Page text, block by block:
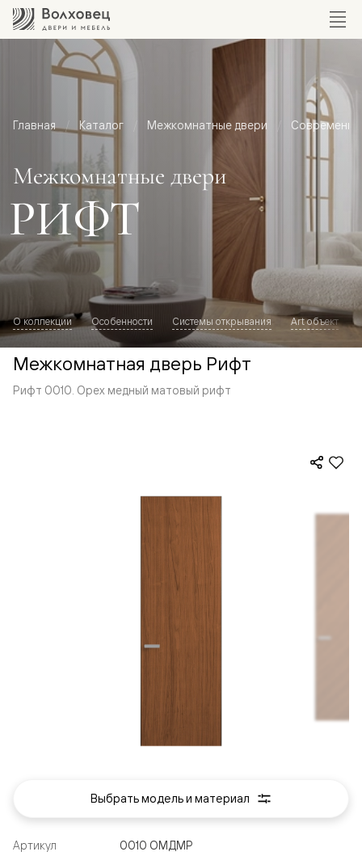
Главная Каталог Межкомнатные двери
Межкомнатные двери
РИФТ
О коллекции Особенности Системы открывания Art объект
Межкомнатная дверь Рифт
Рифт 0010. Орех медный матовый рифт
Артикул
0010 ОМДМР
Выбрать модель и материал